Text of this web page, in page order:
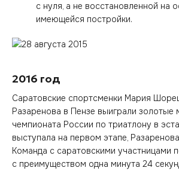
с нуля, а не восстановленной на
имеющейся постройки.
2016 год
Саратовские спортсменки Мария
Разаренова в Пензе выиграли золотые
чемпионата России по триатлону в
выступала на первом этапе,
Команда с саратовскими участницами
с преимуществом одна минута 24